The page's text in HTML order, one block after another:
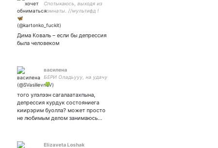
Спотыкаюсь, выходя из
комнаты. //мультифд !
фем.взгляды// щитпост и
тупые шутки// плакса
Дима Коваль – если бы депрессия
была человеком
василена
БЕРИ Оладьууу, на удачу
🍀
того улэлээн сагалаатахпына,
депрессия курдук состояниега
киирэрим буолла? может просто
не любимым делом занимаюсь…
Elizaveta Loshak